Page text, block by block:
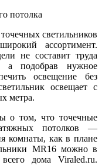
светильников
ассортимент.
не составит труда
а подобрав нужное
освещение без
освещает с
метра.
о том, что точечные
потолков —
комнаты, как в плане
MR16 можно в
дома Viraled.ru.